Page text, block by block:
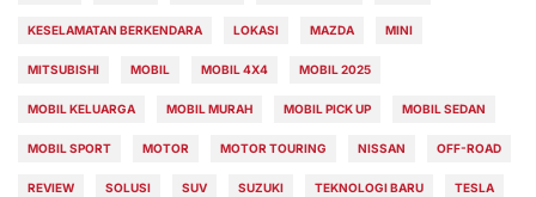
KESELAMATAN BERKENDARA LOKASI MAZDA MINI
MITSUBISHI MOBIL MOBIL 4X4 MOBIL 2025
MOBIL KELUARGA MOBIL MURAH MOBIL PICK UP MOBIL SEDAN
MOBIL SPORT MOTOR MOTOR TOURING NISSAN OFF-ROAD
REVIEW SOLUSI SUV SUZUKI TEKNOLOGI BARU TESLA